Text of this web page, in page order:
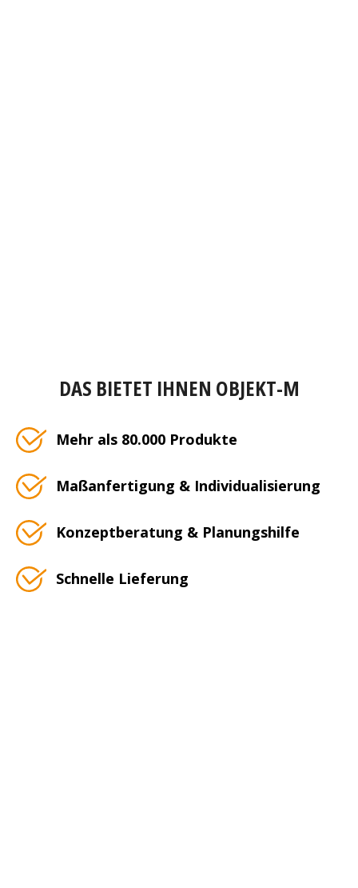
DAS BIETET IHNEN OBJEKT-M
Mehr als 80.000 Produkte
Maßanfertigung & Individualisierung
Konzeptberatung & Planungshilfe
Schnelle Lieferung